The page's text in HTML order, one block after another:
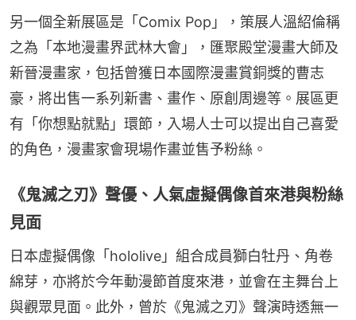
另一個全新展區是「Comix Pop」，策展人溫紹倫稱
之為「本地漫畫界武林大會」，匯聚殿堂漫畫大師及
新晉漫畫家，包括曾獲日本國際漫畫賞銅獎的曹志
豪，將出售一系列新書、畫作、原創周邊等。展區更
有「你想點就點」環節，入場人士可以提出自己喜愛
的角色，漫畫家會現場作畫並售予粉絲。
《鬼滅之刃》聲優、人氣虛擬偶像首來港與粉絲
見面
日本虛擬偶像「hololive」組合成員獅白牡丹、角卷
綿芽，亦將於今年動漫節首度來港，並會在主舞台上
與觀眾見面。此外，曾於《鬼滅之刃》聲演時透無一